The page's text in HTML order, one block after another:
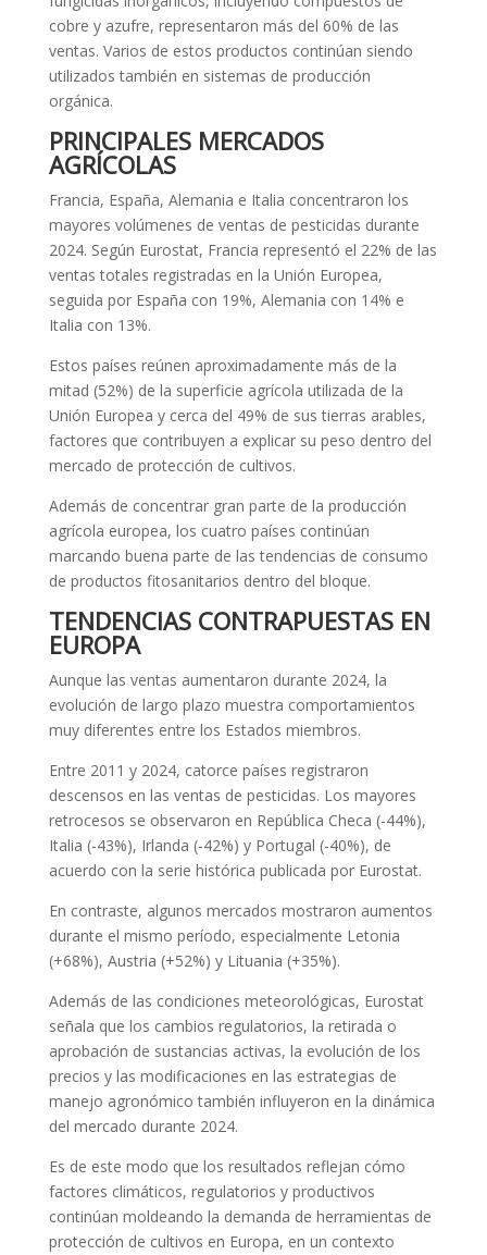
cobre y azufre, representaron más del 60% de las
ventas. Varios de estos productos continúan siendo
utilizados también en sistemas de producción
orgánica.
PRINCIPALES MERCADOS
AGRÍCOLAS
Francia, España, Alemania e Italia concentraron los
mayores volúmenes de ventas de pesticidas durante
2024. Según Eurostat, Francia representó el 22% de las
ventas totales registradas en la Unión Europea,
seguida por España con 19%, Alemania con 14% e
Italia con 13%.
Estos países reúnen aproximadamente más de la
mitad (52%) de la superficie agrícola utilizada de la
Unión Europea y cerca del 49% de sus tierras arables,
factores que contribuyen a explicar su peso dentro del
mercado de protección de cultivos.
Además de concentrar gran parte de la producción
agrícola europea, los cuatro países continúan
marcando buena parte de las tendencias de consumo
de productos fitosanitarios dentro del bloque.
TENDENCIAS CONTRAPUESTAS EN
EUROPA
Aunque las ventas aumentaron durante 2024, la
evolución de largo plazo muestra comportamientos
muy diferentes entre los Estados miembros.
Entre 2011 y 2024, catorce países registraron
descensos en las ventas de pesticidas. Los mayores
retrocesos se observaron en República Checa (-44%),
Italia (-43%), Irlanda (-42%) y Portugal (-40%), de
acuerdo con la serie histórica publicada por Eurostat.
En contraste, algunos mercados mostraron aumentos
durante el mismo período, especialmente Letonia
(+68%), Austria (+52%) y Lituania (+35%).
Además de las condiciones meteorológicas, Eurostat
señala que los cambios regulatorios, la retirada o
aprobación de sustancias activas, la evolución de los
precios y las modificaciones en las estrategias de
manejo agronómico también influyeron en la dinámica
del mercado durante 2024.
Es de este modo que los resultados reflejan cómo
factores climáticos, regulatorios y productivos
continúan moldeando la demanda de herramientas de
protección de cultivos en Europa, en un contexto